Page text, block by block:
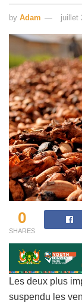
by Adam juillet
0
SHARES
Les deux plus
suspendu les